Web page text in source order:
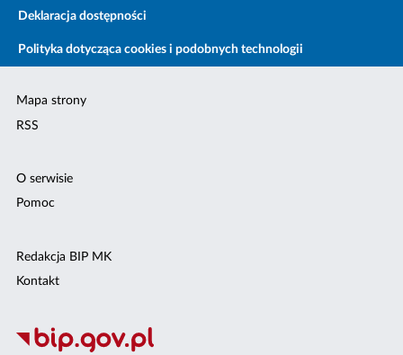
Deklaracja dostępności
Polityka dotycząca cookies i podobnych technologii
Mapa strony
RSS
O serwisie
Pomoc
Redakcja BIP MK
Kontakt